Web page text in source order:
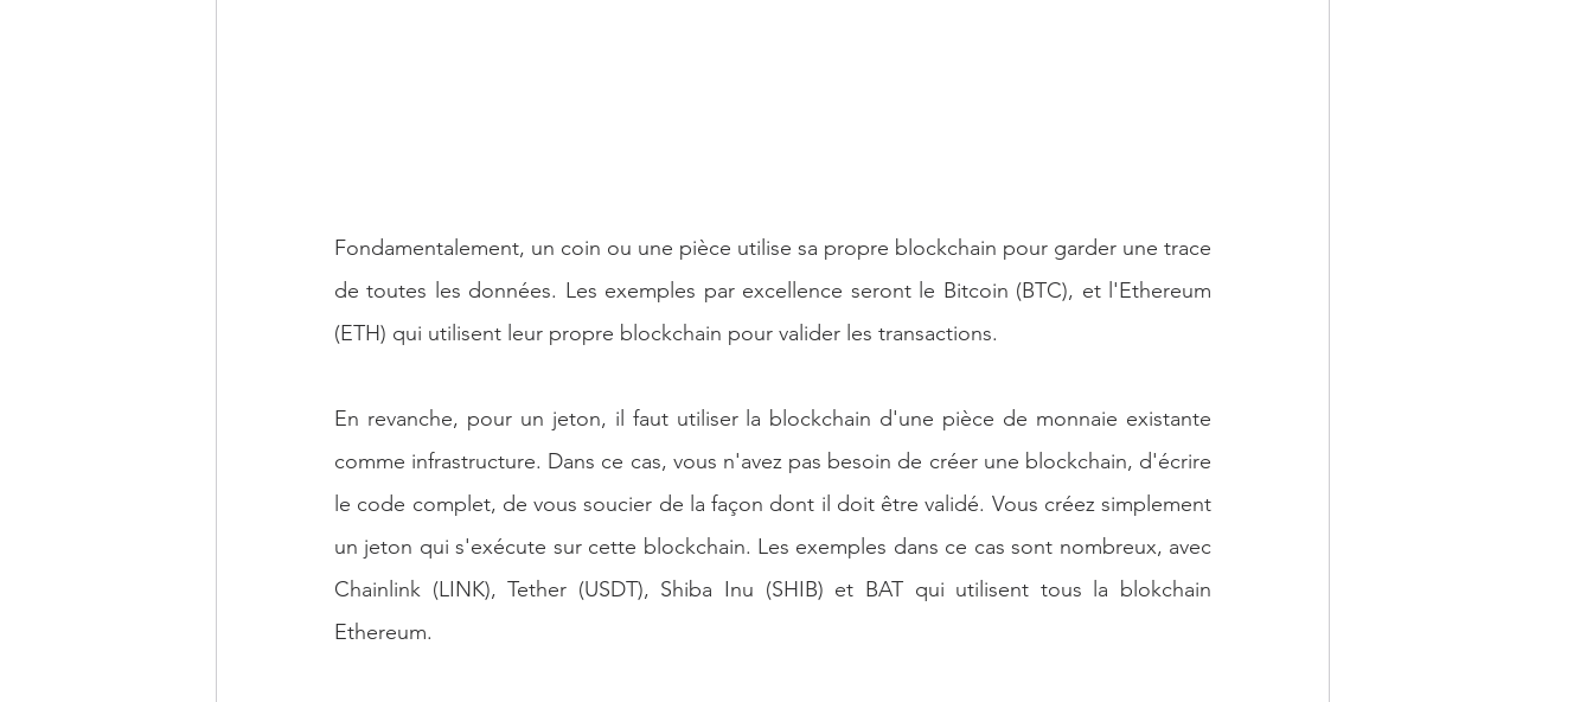
Fondamentalement, un coin ou une pièce utilise sa propre blockchain pour garder une trace
de toutes les données. Les exemples par excellence seront le Bitcoin (BTC), et l'Ethereum
(ETH) qui utilisent leur propre blockchain pour valider les transactions.
En revanche, pour un jeton, il faut utiliser la blockchain d'une pièce de monnaie existante
comme infrastructure. Dans ce cas, vous n'avez pas besoin de créer une blockchain, d'écrire
le code complet, de vous soucier de la façon dont il doit être validé. Vous créez simplement
un jeton qui s'exécute sur cette blockchain. Les exemples dans ce cas sont nombreux, avec
Chainlink (LINK), Tether (USDT), Shiba Inu (SHIB) et BAT qui utilisent tous la blokchain
Ethereum.